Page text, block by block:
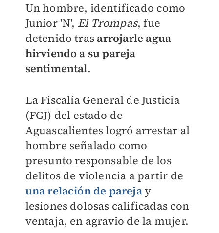
Un hombre, identificado como
Junior 'N', El Trompas, fue
detenido tras arrojarle agua
hirviendo a su pareja
sentimental.
La Fiscalía General de Justicia
(FGJ) del estado de
Aguascalientes logró arrestar al
hombre señalado como
presunto responsable de los
delitos de violencia a partir de
una relación de parejay
lesiones dolosas calificadas con
ventaja, en agravio de la mujer.